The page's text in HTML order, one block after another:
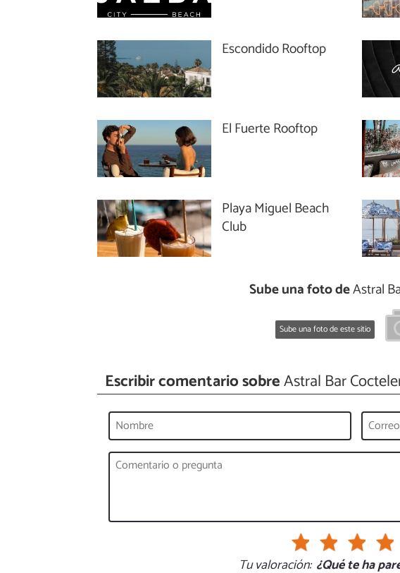
Escondido Rooftop
El Fuerte Rooftop
Playa Miguel Beach
Club
Sube una foto deAstral
Sube una foto de este sitio
Escribir comentario sobreAstral Bar
Tu valoración: ¿Qué te ha